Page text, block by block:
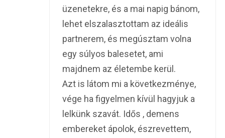
üzenetekre, és a mai napig bánom,
lehet elszalasztottam az ideális
partnerem, és megúsztam volna
egy súlyos balesetet, ami
majdnem az életembe kerül.
Azt is látom mi a következménye,
vége ha figyelmen kívül hagyjuk a
lelkünk szavát. Idős , demens
embereket ápolok, észrevettem,